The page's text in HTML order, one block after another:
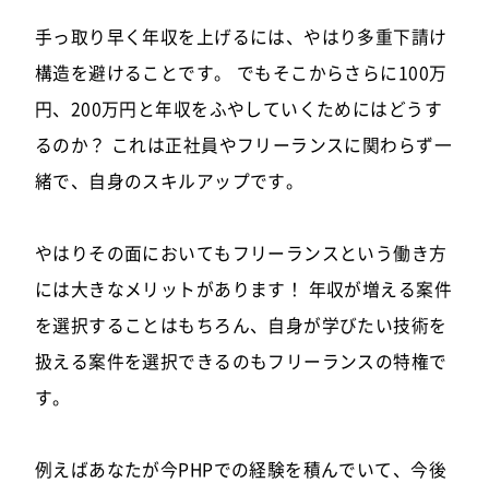
手っ取り早く年収を上げるには、やはり多重下請け
構造を避けることです。 でもそこからさらに100万
円、200万円と年収をふやしていくためにはどうす
るのか？ これは正社員やフリーランスに関わらず一
緒で、自身のスキルアップです。
やはりその面においてもフリーランスという働き方
には大きなメリットがあります！ 年収が増える案件
を選択することはもちろん、自身が学びたい技術を
扱える案件を選択できるのもフリーランスの特権で
す。
例えばあなたが今PHPでの経験を積んでいて、今後